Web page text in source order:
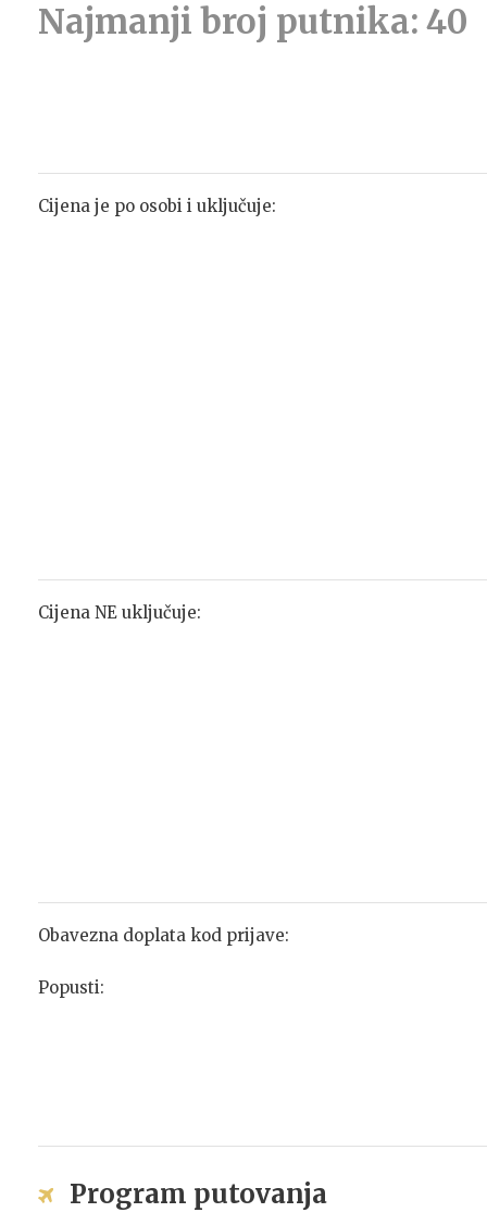
Najmanji broj putnika: 40
Cijena je po osobi i uključuje:
Cijena NE uključuje:
Obavezna doplata kod prijave:
Popusti:
Program putovanja